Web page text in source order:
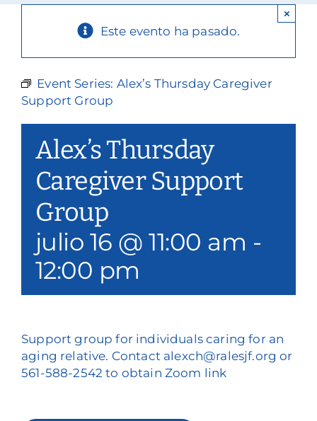
Donar
Este evento ha pasado.
×
Event Series: Alex’s Thursday Caregiver
Support Group
Alex’s Thursday
Caregiver Support
Group
julio 16 @ 11:00 am -
12:00 pm
Support group for individuals caring for an
aging relative. Contact alexch@ralesjf.org or
561-588-2542 to obtain Zoom link